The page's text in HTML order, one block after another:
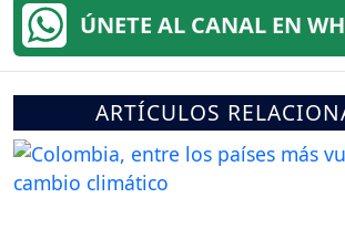
ÚNETE AL CANAL EN
ARTÍCULOS